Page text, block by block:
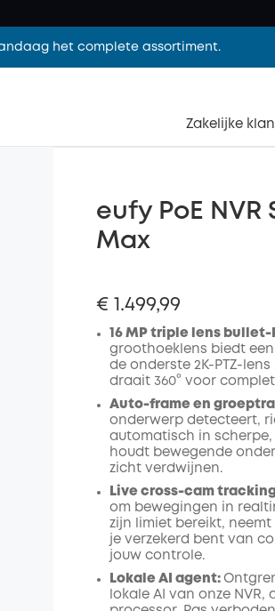
het complete assortiment.
Zakelijke
eufy PoE NVR
Max
€ 1.499,99
16 MP triple lens bullet-
groothoeklens biedt een
de onderste 2K-PTZ-
draait 360° voor
Auto-frame en
onderwerp detecteert,
automatisch in scherpe,
houdt bewegende
zicht verdwijnen.
Live cross-cam
om bewegingen in
zijn limiet bereikt,
je verzekerd bent van
jouw controle.
Lokale AI agent:
lokale AI van onze